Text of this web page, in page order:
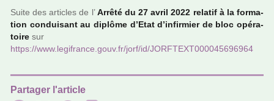
Suite des arti­cles de l’ Arrêté du 27 avril 2022 rela­tif à la for­ma­
tion condui­sant au diplôme d’Etat d’infir­mier de bloc opé­ra­
toire sur
https://www.legi­france.gouv.fr/jorf/id/JORFTEXT000045696964
Partager l'article